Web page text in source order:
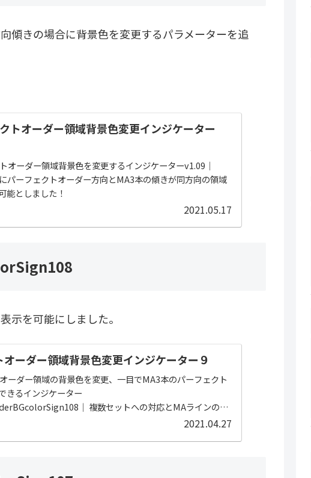
傾きの場合に背景色を変更するパラメーターを追
トオーダー領域背景色変更インジケーター
オーダー領域背景色を変更するインジケーターv1.09｜
パーフェクトオーダー方向とMA3本の傾きが同方向の領域
能としました！
2021.05.17
示を可能にしました。
ーダー領域背景色変更インジケーター９
ーダー領域の背景色を変更、一目でMA3本のパーフェクト
きるインジケーター
｜ 複数セットへの対応とMAラインの表
2021.04.27